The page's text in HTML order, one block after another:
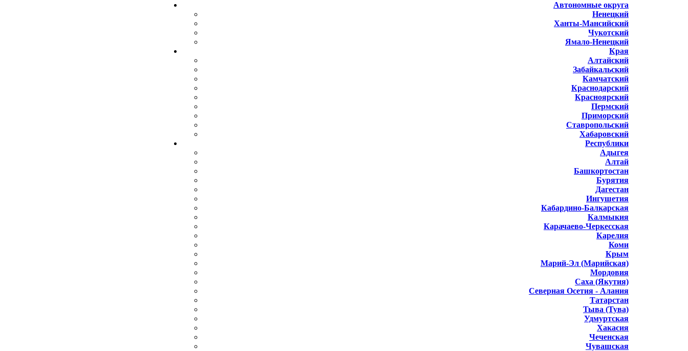
Автономные округа
Ненецкий
Ханты-Мансийский
Чукотский
Ямало-Ненецкий
Края
Алтайский
Забайкальский
Камчатский
Краснодарский
Красноярский
Пермский
Приморский
Ставропольский
Хабаровский
Республики
Адыгея
Алтай
Башкортостан
Бурятия
Дагестан
Ингушетия
Кабардино-Балкарская
Калмыкия
Карачаево-Черкесская
Карелия
Коми
Крым
Марий-Эл (Марийская)
Мордовия
Саха (Якутия)
Северная Осетия - Алания
Татарстан
Тыва (Тува)
Удмуртская
Хакасия
Чеченская
Чувашская